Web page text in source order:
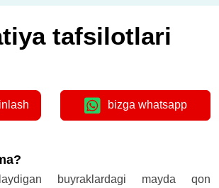
tafsilotlari
buyraklardagi mayda qon
bizga whatsapp